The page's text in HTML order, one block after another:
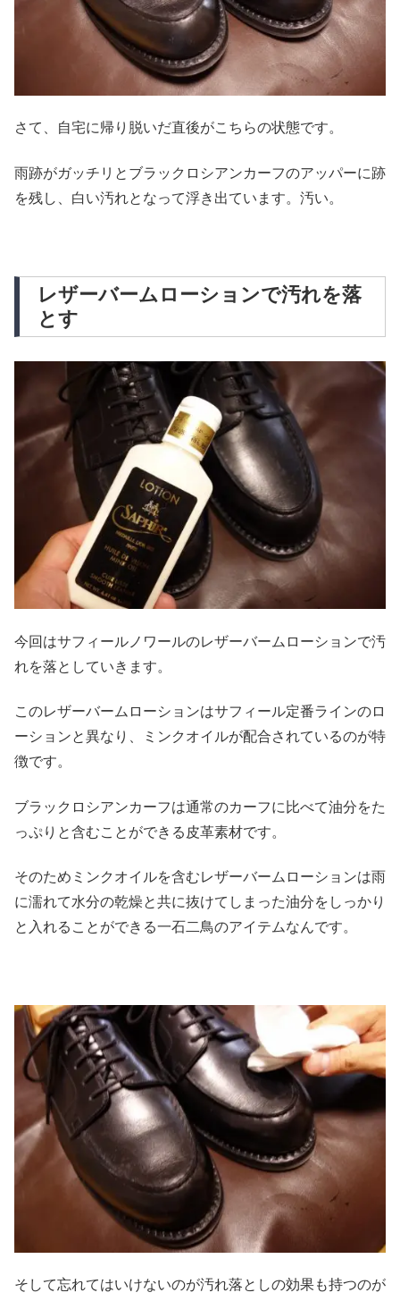
さて、自宅に帰り脱いだ直後がこちらの状態です。
雨跡がガッチリとブラックロシアンカーフのアッパーに跡
を残し、白い汚れとなって浮き出ています。汚い。
レザーバームローションで汚れを落
とす
今回はサフィールノワールのレザーバームローションで汚
れを落としていきます。
このレザーバームローションはサフィール定番ラインのロ
ーションと異なり、ミンクオイルが配合されているのが特
徴です。
ブラックロシアンカーフは通常のカーフに比べて油分をた
っぷりと含むことができる皮革素材です。
そのためミンクオイルを含むレザーバームローションは雨
に濡れて水分の乾燥と共に抜けてしまった油分をしっかり
と入れることができる一石二鳥のアイテムなんです。
そして忘れてはいけないのが汚れ落としの効果も持つのが